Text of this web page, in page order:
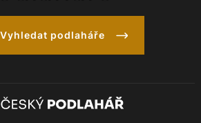
Vyhledat podlaháře